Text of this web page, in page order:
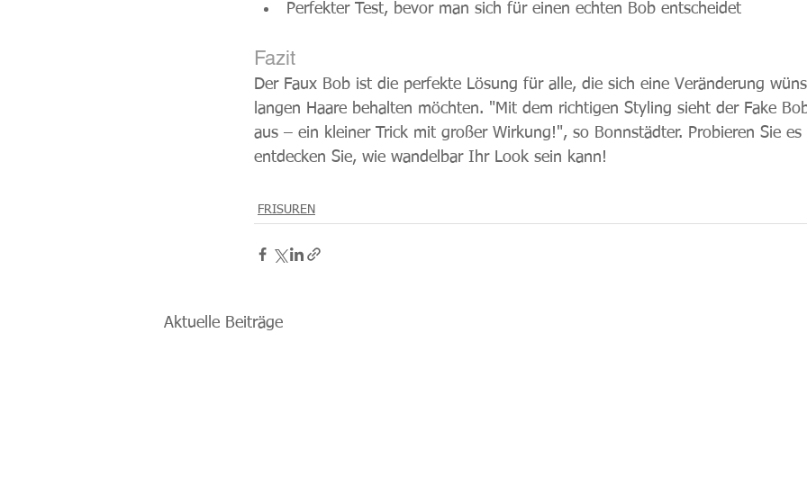
Perfekter Test, bevor man sich für einen echten Bob entscheidet
Fazit
Der Faux Bob ist die perfekte Lösung für alle, die sich eine Veränderung
langen Haare behalten möchten. "Mit dem richtigen Styling sieht der Fake
aus – ein kleiner Trick mit großer Wirkung!", so Bonnstädter. Probieren Sie
entdecken Sie, wie wandelbar Ihr Look sein kann!
FRISUREN
Aktuelle Beiträge